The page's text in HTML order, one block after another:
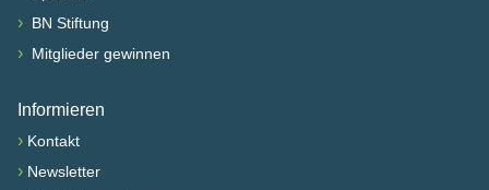
› BN Stiftung
› Mitglieder gewinnen
Informieren
› Kontakt
› Newsletter